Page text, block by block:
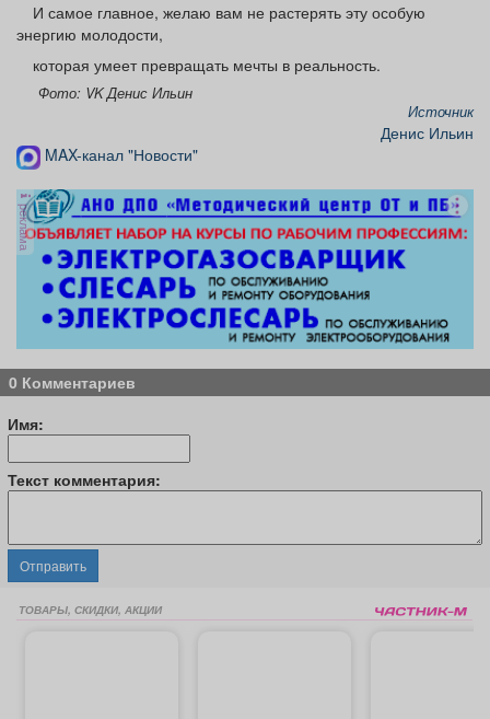
И самое главное, желаю вам не растерять эту особую
энергию молодости,
которая умеет превращать мечты в реальность.
Фото: VK Денис Ильин
Источник
Денис Ильин
MAX-канал "Новости"
реклама
0 Комментариев
Имя:
Текст комментария:
Отправить
ТОВАРЫ, СКИДКИ, АКЦИИ